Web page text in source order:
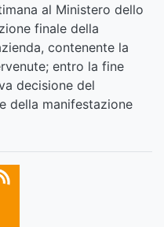
al Ministero dello
finale della
contenente la
entro la fine
decisione del
della manifestazione